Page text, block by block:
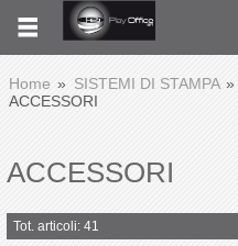
Home SISTEMI DI STAMPA
ACCESSORI
ACCESSORI
Tot. articoli: 41